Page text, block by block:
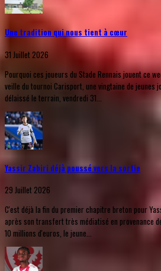
Une tradition qui nous tient à cœur
31 Juillet 2026
Pourquoi ces joueurs du Stade Rennais jouent ce
veille du tournoi Carisport, une vingtaine de jeunes
délaissé le terrain, vendredi 31...
Yassir Zabiri déjà poussé vers la sortie
29 Juillet 2026
C'est déjà la fin du premier chapitre breton pour
après son transfert très médiatisé en provenance
10 millions d'euros, le jeune...